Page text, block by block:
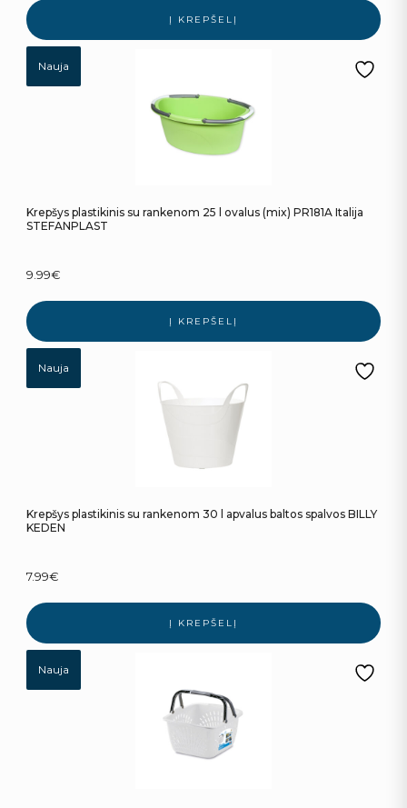
Į KREPŠELĮ
Nauja
Krepšys plastikinis su rankenom 25 l ovalus (mix) PR181A Italija
STEFANPLAST
9.99€
Į KREPŠELĮ
Nauja
Krepšys plastikinis su rankenom 30 l apvalus baltos spalvos BILLY
KEDEN
7.99€
Į KREPŠELĮ
Nauja